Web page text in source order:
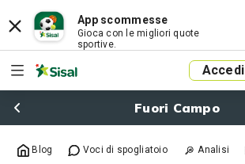
App scommesse
Gioca con le migliori quote
sportive.
Accedi
Fuori Campo
Blog Voci di spogliatoio Analisi